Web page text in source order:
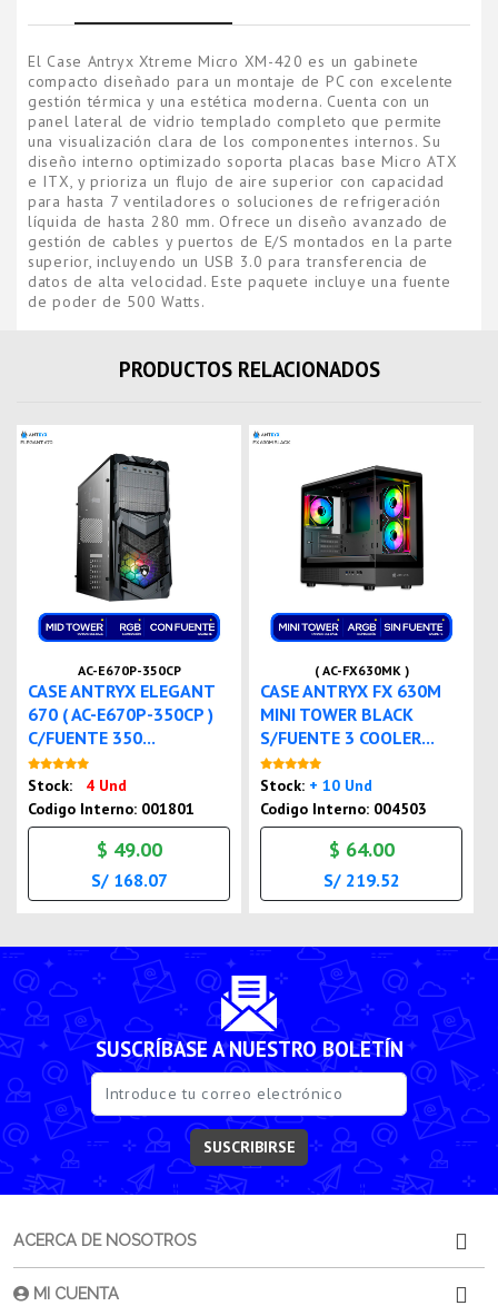
El Case Antryx Xtreme Micro XM-420 es un gabinete
compacto diseñado para un montaje de PC con excelente
gestión térmica y una estética moderna. Cuenta con un
panel lateral de vidrio templado completo que permite
una visualización clara de los componentes internos. Su
diseño interno optimizado soporta placas base Micro ATX
e ITX, y prioriza un flujo de aire superior con capacidad
para hasta 7 ventiladores o soluciones de refrigeración
líquida de hasta 280 mm. Ofrece un diseño avanzado de
gestión de cables y puertos de E/S montados en la parte
superior, incluyendo un USB 3.0 para transferencia de
datos de alta velocidad. Este paquete incluye una fuente
de poder de 500 Watts.
PRODUCTOS RELACIONADOS
AC-E670P-350CP
CASE ANTRYX ELEGANT
670 ( AC-E670P-350CP )
C/FUENTE 350...
Stock:
4 Und
Codigo Interno: 001801
$ 49.00
S/ 168.07
( AC-FX630MK )
CASE ANTRYX FX 630M
MINI TOWER BLACK
S/FUENTE 3 COOLER...
Stock: + 10 Und
Codigo Interno: 004503
$ 64.00
S/ 219.52
SUSCRÍBASE A NUESTRO BOLETÍN
SUSCRIBIRSE
ACERCA DE NOSOTROS
MI CUENTA